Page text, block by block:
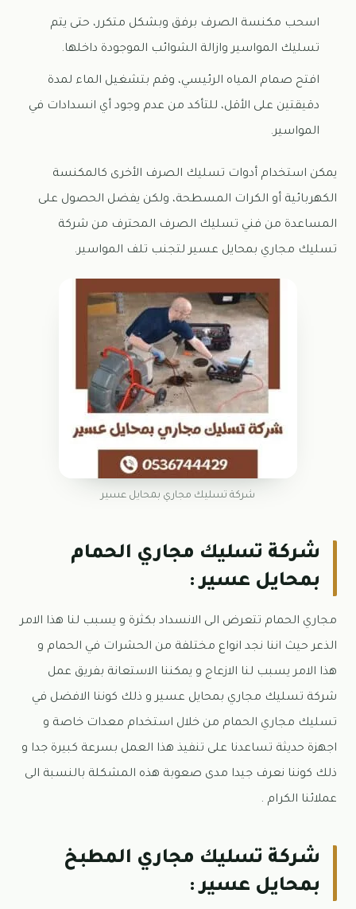
اسحب مكنسة الصرف برفق وبشكل متكرر، حتى يتم
تسليك المواسير وازالة الشوائب الموجودة داخلها.
افتح صمام المياه الرئيسي، وقم بتشغيل الماء لمدة
دقيقتين على الأقل، للتأكد من عدم وجود أي انسدادات في
المواسير.
يمكن استخدام أدوات تسليك الصرف الأخرى كالمكنسة
الكهربائية أو الكرات المسطحة، ولكن يفضل الحصول على
المساعدة من فني تسليك الصرف المحترف من شركة
تسليك مجاري بمحايل عسير لتجنب تلف المواسير.
شركة تسليك مجاري بمحايل عسير
شركة تسليك مجاري الحمام
بمحايل عسير :
مجاري الحمام تتعرض الى الانسداد بكثرة و يسبب لنا هذا الامر
الذعر حيث اننا نجد انواع مختلفة من الحشرات في الحمام و
هذا الامر يسبب لنا الازعاج و يمكننا الاستعانة بفريق عمل
شركة تسليك مجاري بمحايل عسير و ذلك كوننا الافضل في
تسليك مجاري الحمام من خلال استخدام معدات خاصة و
اجهزة حديثة تساعدنا على تنفيذ هذا العمل بسرعة كبيرة جدا و
ذلك كوننا نعرف جيدا مدى صعوبة هذه المشكلة بالنسبة الى
عملائنا الكرام .
شركة تسليك مجاري المطبخ
بمحايل عسير :